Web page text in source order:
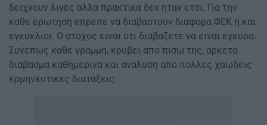
δειχνουν λιγες αλλα πρακτικα δεν ηταν ετσι. Για την
καθε ερωτηση επρεπε να διαβαστουν διαφορα ΦΕΚ η και
εγκυκλιοι. Ο στοχος ειναι οτι διαβαζετε να ειναι εγκυρο.
Συνεπως καθε γραμμη, κρυβει απο πισω της, αρκετο
διαβασμα καθημερινα και αναλυση απο πολλες χαωδεις
ερμηνευτικες διατάξεις.